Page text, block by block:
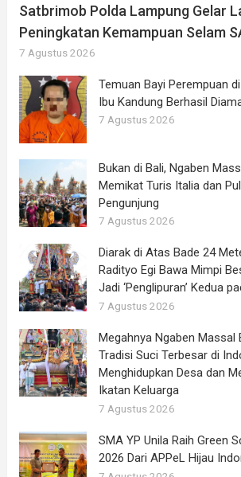
Satbrimob Polda Lampung Gelar
Peningkatan Kemampuan Selam
7 Agustus 2026
Temuan Bayi Perempuan
Ibu Kandung Berhasil
7 Agustus 2026
Bukan di Bali, Ngaben
Memikat Turis Italia dan
Pengunjung
7 Agustus 2026
Diarak di Atas Bade 24
Radityo Egi Bawa Mimpi
Jadi ‘Penglipuran’ Kedua
7 Agustus 2026
Megahnya Ngaben Massal
Tradisi Suci Terbesar di
Menghidupkan Desa dan
Ikatan Keluarga
7 Agustus 2026
SMA YP Unila Raih Green
2026 Dari APPeL Hijau